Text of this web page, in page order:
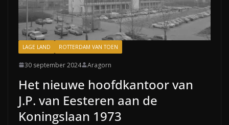
LAGE LAND ROTTERDAM VAN TOEN
30 september 2024 Aragorn
Het nieuwe hoofdkantoor van
J.P. van Eesteren aan de
Koningslaan 1973